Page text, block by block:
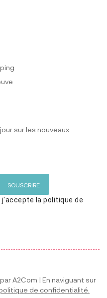
sur les nouveaux
SOUSCRIRE
j'accepte la politique de
A2Com | En naviguant sur
de confidentialité.